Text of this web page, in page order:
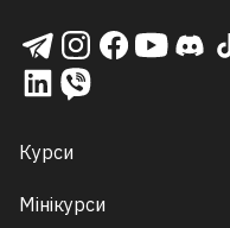
Курси
Мінікурси